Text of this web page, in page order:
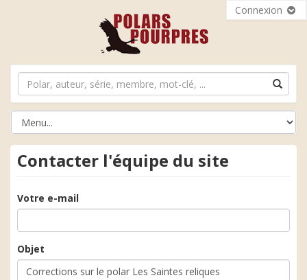
Connexion
Contacter l'équipe du site
Votre e-mail
Objet